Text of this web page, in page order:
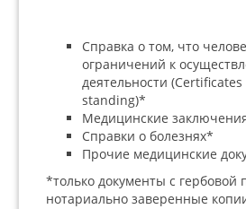
Справка о том, что
ограничений к
деятельности
standing)*
Медицинские
Справки о болезнях*
Прочие медицинские
*только документы с гербовой
нотариально заверенные